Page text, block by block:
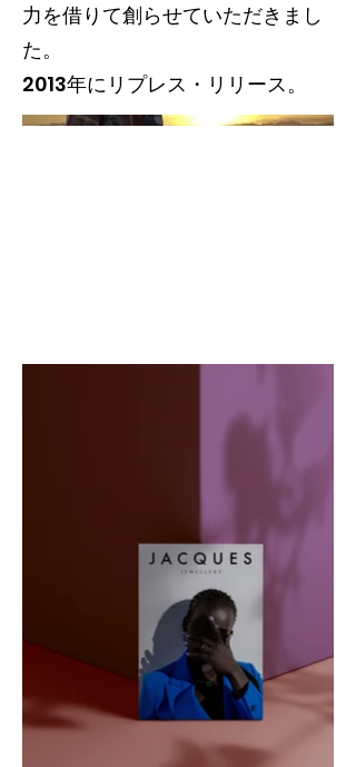
力を借りて創らせていただきまし
た。
2013年にリプレス・リリース。